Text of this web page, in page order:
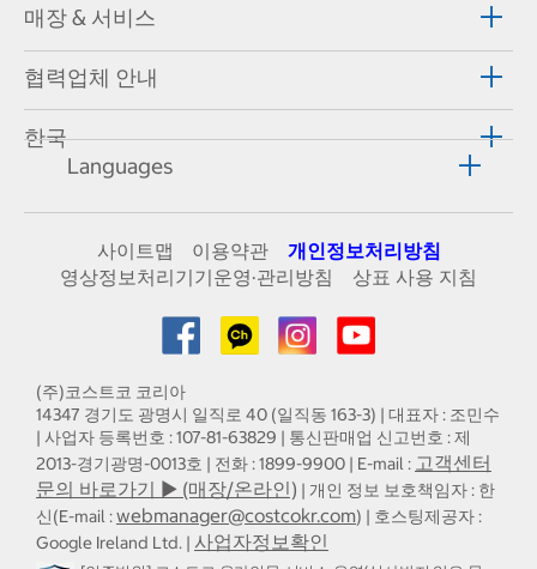
매장 & 서비스
협력업체 안내
한국
Languages
사이트맵 이용약관
개인정보처리방침
영상정보처리기기운영·관리방침
상표 사용 지침
(주)코스트코 코리아
14347 경기도 광명시 일직로 40 (일직동 163-3) | 대표자 : 조민수
| 사업자 등록번호 : 107-81-63829 | 통신판매업 신고번호 : 제
2013-경기광명-0013호 | 전화 : 1899-9900 | E-mail : 고객센터
문의 바로가기 ▶ (매장/온라인) | 개인 정보 보호책임자 : 한
신(E-mail :webmanager@costcokr.com) | 호스팅제공자 :
Google Ireland Ltd. | 사업자정보확인